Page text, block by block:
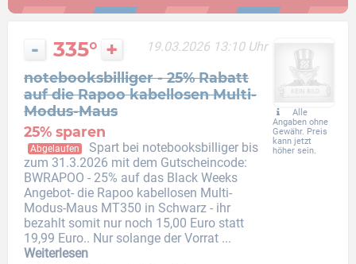
- 335° + 19.03.2026 13:10 Uhr
notebooksbilliger - 25% Rabatt
auf die Rapoo kabellosen Multi-
Modus-Maus
25% sparen
Abgelaufen
Spart bei notebooksbilliger bis
zum 31.3.2026 mit dem Gutscheincode:
BWRAPOO - 25% auf das Black Weeks
Angebot- die Rapoo kabellosen Multi-
Modus-Maus MT350 in Schwarz - ihr
bezahlt somit nur noch 15,00 Euro statt
19,99 Euro.. Nur solange der Vorrat ...
Weiterlesen
Alle
Angaben ohne
Gewähr. Preis
kann jetzt
höher sein.